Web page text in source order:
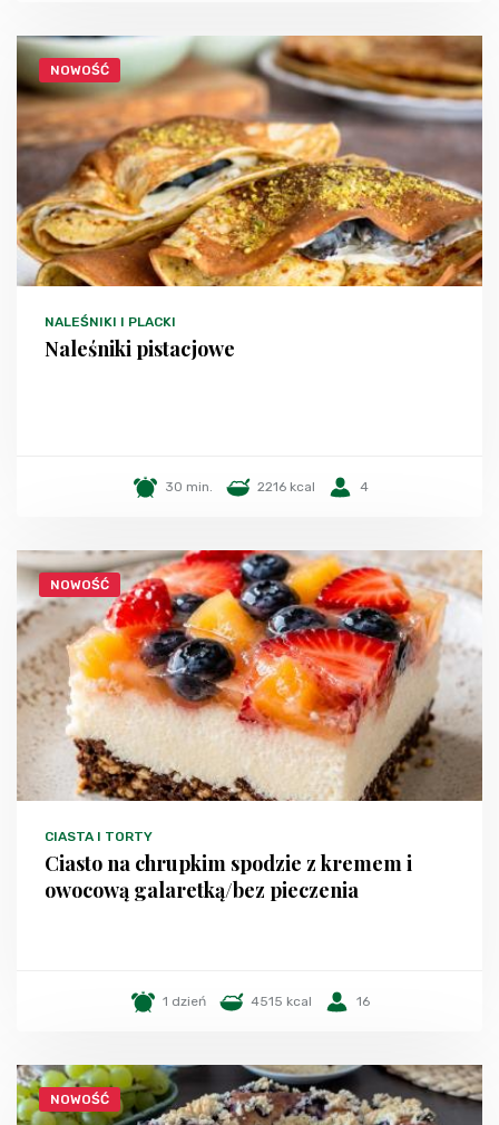
NOWOŚĆ
NALEŚNIKI I PLACKI
Naleśniki pistacjowe
30 min. 2216 kcal 4
NOWOŚĆ
CIASTA I TORTY
Ciasto na chrupkim spodzie z kremem i
owocową galaretką/bez pieczenia
1 dzień 4515 kcal 16
NOWOŚĆ